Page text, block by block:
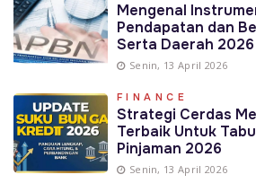
Mengenal
Pendapatan dan
Serta Daerah 2026
Senin, 13 April 2026
FINANCE
Strategi Cerdas
Terbaik Untuk
Pinjaman 2026
Senin, 13 April 2026